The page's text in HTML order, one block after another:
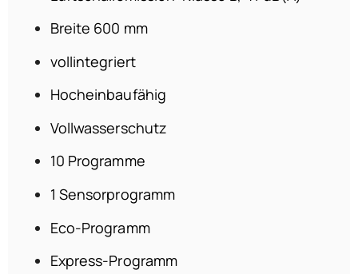
Breite 600 mm
vollintegriert
Hocheinbaufähig
Vollwasserschutz
10 Programme
1 Sensorprogramm
Eco-Programm
Express-Programm